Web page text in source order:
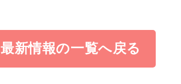
最新情報の一覧へ戻る